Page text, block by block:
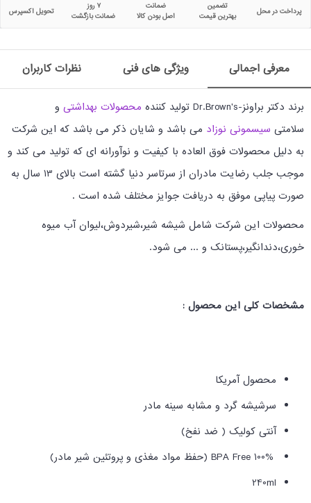
پرداخت در محل
تضمین
بهترین قیمت
ضمانت
اصل بودن کالا
۷ روز
ضمانت بازگشت
تحویل اکسپرس
معرفی اجمالی ویژگی های فنی نظرات کاربران
برند دکتر براونز-Dr.Brown's تولید کننده محصولات بهداشتی و
سلامتی سیسمونی نوزاد می باشد و شایان ذکر می باشد که این شرکت
به دلیل محصولات فوق العاده با کیفیت و نوآورانه ای که تولید می کند و
موجب جلب رضایت مادران از سرتاسر دنیا گشته است بالای 13 سال به
صورت پیاپی موفق به دریافت جوایز مختلف شده است .
محصولات این شرکت شامل شیشه شیر،شیردوش،لیوان آب میوه
خوری،دندانگیر،پستانک و ... می شود.
مشخصات کلی این محصول :
محصول آمریکا
سرشیشه گرد و مشابه سینه مادر
آنتی کولیک ( ضد نفخ)
240ml